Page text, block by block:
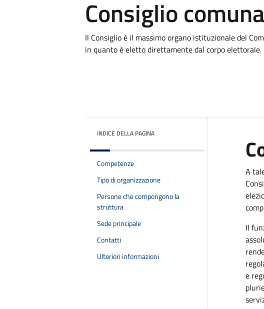
Consiglio
Il Consiglio è il massimo organo istituzionale del
in quanto è eletto direttamente dal corpo elettorale.
INDICE DELLA PAGINA
Competenze
Tipo di organizzazione
Persone che compongono la
struttura
Sede principale
Contatti
Ulteriori informazioni
A
Il
e